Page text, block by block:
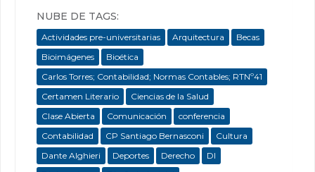
NUBE DE TAGS:
Actividades pre-universitarias Arquitectura
Becas
Bioimágenes
Bioética
Carlos Torres; Contabilidad; Normas Contables; RTNº41
Certamen Literario
Ciencias de la Salud
Clase Abierta
Comunicación
conferencia
Contabilidad
CP Santiago Bernasconi
Cultura
Dante Alghieri
Deportes Derecho
DI